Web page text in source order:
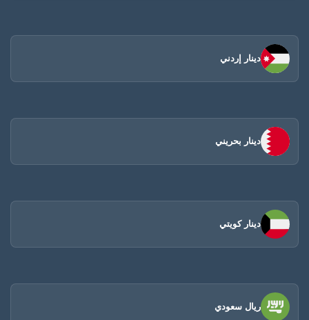
دينار إردني
دينار بحريني
دينار كويتي
ريال سعودي